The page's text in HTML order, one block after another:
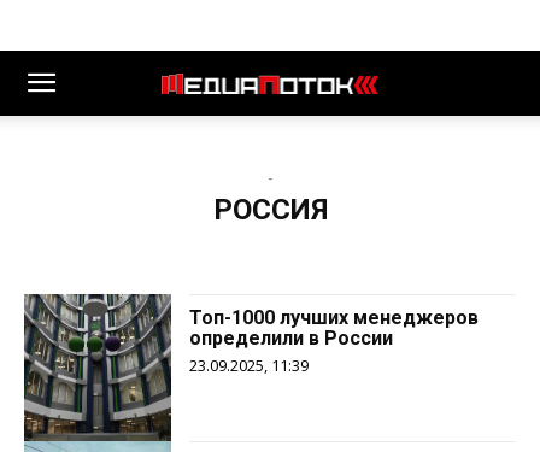
-
РОССИЯ
Топ-1000 лучших менеджеров
определили в России
23.09.2025, 11:39